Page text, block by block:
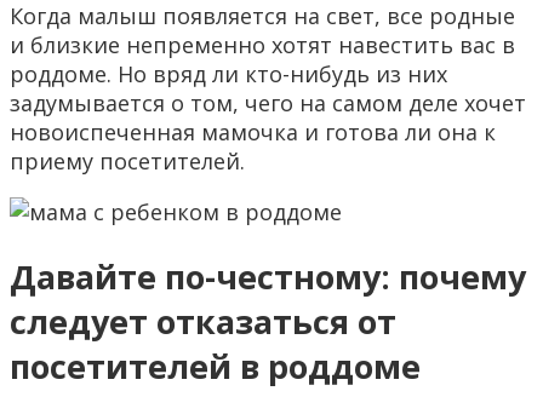
Когда малыш появляется на свет, все родные
и близкие непременно хотят навестить вас в
роддоме. Но вряд ли кто-нибудь из них
задумывается о том, чего на самом деле хочет
новоиспеченная мамочка и готова ли она к
приему посетителей.
Давайте по-честному: почему
следует отказаться от
посетителей в роддоме